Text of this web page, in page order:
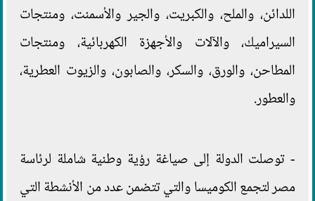
اللدائن، والملح، والكبريت، والجير والأسمنت، ومنتجات
السيراميك، والآلات والأجهزة الكهربائية، ومنتجات
المطاحن، والورق، والسكر، والصابون، والزيوت العطرية،
والعطور.
- توصلت الدولة إلى صياغة رؤية وطنية شاملة لرئاسة
مصر لتجمع الكوميسا والتي تتضمن عدد من الأنشطة التي